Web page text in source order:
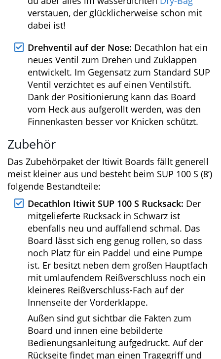
geformte Mittelfinne ist über das
Stecksystem abnehmbar.
sich ein Decknetz, welches an 4
Befestigungspunkten über Kreuz gespannt
ist. Damit alles schön trocken bleibt,
solltest du aber alles im wasserdichten
Dry-Bagverstauen, der glücklicherweise
schon mit dabei ist!
ein neues Ventil zum Drehen und
Zuklappen entwickelt. Im Gegensatz zum
Standard SUP Ventil verzichtet es auf einen
Ventilstift. Dank der Positionierung kann
werden, was den Finnenkasten besser vor
Knicken schützt.
Zubehör
Das Zubehörpaket der Itiwit Boards fällt
generell meist kleiner aus und besteht beim
SUP 100 S (8’) folgende Bestandteile:
Decathlon Itiwit SUP 100 S Rucksack:
mitgelieferte Rucksack in Schwarz ist
ebenfalls neu und auffallend schmal. Das
Board lässt sich eng genug rollen, so dass
noch Platz für ein Paddel und eine Pumpe